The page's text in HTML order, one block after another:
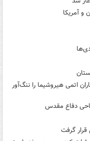
و آمریکا
اتمی هیروشیما را ننگ‌آور
دفاع مقدس
گرفت